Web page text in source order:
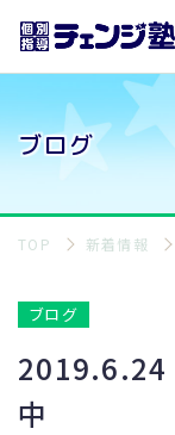
ブログ
TOP 新着情報
ブログ
2019.6.24
中